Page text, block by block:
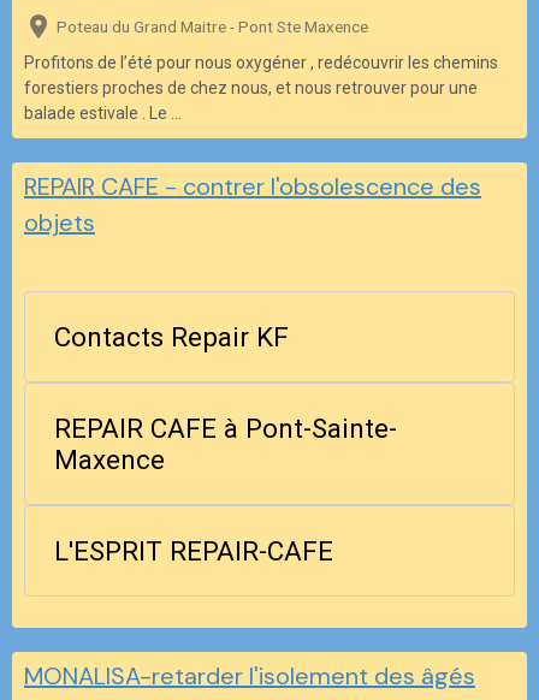
Poteau du Grand Maitre - Pont Ste Maxence
Profitons de l’été pour nous oxygéner , redécouvrir les chemins
forestiers proches de chez nous, et nous retrouver pour une
balade estivale . Le ...
REPAIR CAFE - contrer l'obsolescence des
objets
Contacts Repair KF
REPAIR CAFE à Pont-Sainte-
Maxence
L'ESPRIT REPAIR-CAFE
MONALISA-retarder l'isolement des âgés